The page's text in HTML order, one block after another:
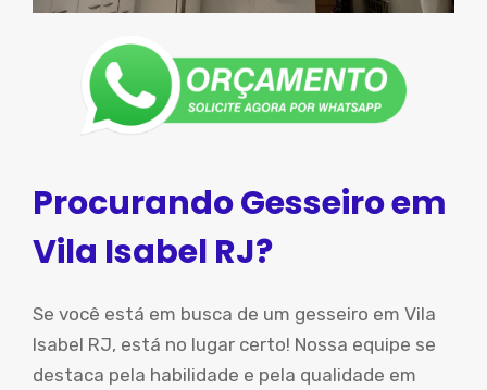
Procurando Gesseiro em
Vila Isabel RJ?
Se você está em busca de um gesseiro em Vila
Isabel RJ, está no lugar certo! Nossa equipe se
destaca pela habilidade e pela qualidade em